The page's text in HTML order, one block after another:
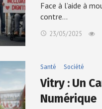
Face à l’aide à
contre…
23/05/2025
Santé Société
Vitry : Un
Numérique